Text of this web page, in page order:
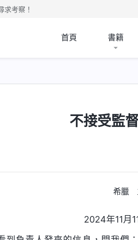
求考察！
首頁 書籍
不接受監
希臘
2024年11月